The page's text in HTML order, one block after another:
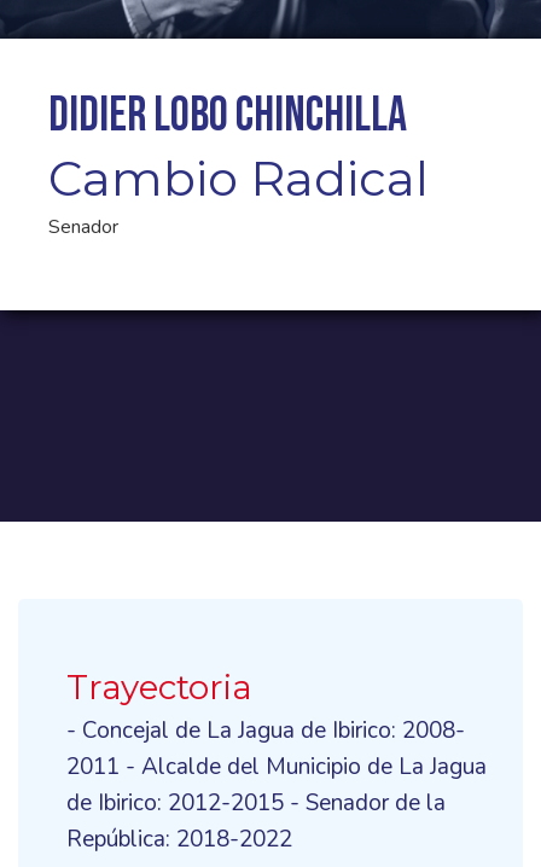
Didier Lobo Chinchilla
Cambio Radical
Senador
Trayectoria
- Concejal de La Jagua de Ibirico: 2008-
2011 - Alcalde del Municipio de La Jagua
de Ibirico: 2012-2015 - Senador de la
República: 2018-2022